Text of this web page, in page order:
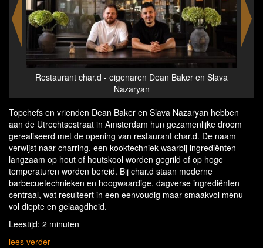
Dean Baker en Slava
Restaurant char.d - interior
Topchefs en vrienden Dean Baker en Slava Nazaryan hebben
aan de Utrechtsestraat in Amsterdam hun gezamenlijke droom
gerealiseerd met de opening van restaurant char.d. De naam
verwijst naar charring, een kooktechniek waarbij ingrediënten
langzaam op hout of houtskool worden gegrild of op hoge
temperaturen worden bereid. Bij char.d staan moderne
barbecuetechnieken en hoogwaardige, dagverse ingrediënten
centraal, wat resulteert in een eenvoudig maar smaakvol menu
vol diepte en gelaagdheid.
Leestijd: 2 minuten
lees verder